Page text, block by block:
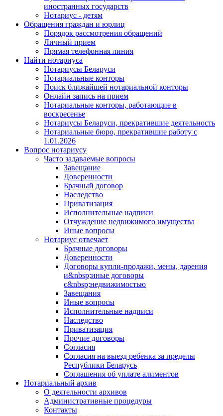
иностранных государств
Нотариус - детям
Обращения граждан и юрлиц
Порядок рассмотрения обращений
Личный прием
Прямая телефонная линия
Найти нотариуса
Нотариусы Беларуси
Нотариальные конторы
Поиск ближайшей нотариальной конторы
Онлайн запись на прием
Нотариальные конторы, работающие в
воскресенье
Нотариусы Беларуси, прекратившие деятельность
Нотариальные бюро, прекратившие работу с
1.01.2026
Вопрос нотариусу
Часто задаваемые вопросы
Завещание
Доверенности
Брачный договор
Наследство
Приватизация
Исполнительные надписи
Отчуждение недвижимого имущества
Иные вопросы
Нотариус отвечает
Брачные договоры
Доверенности
Договоры купли-продажи, мены, дарения
и&nbsp;иные договоры
с&nbsp;недвижимостью
Завещания
Иные вопросы
Исполнительные надписи
Наследство
Приватизация
Прочие договоры
Согласия
Согласия на выезд ребенка за пределы
Республики Беларусь
Соглашения об уплате алиментов
Нотариальный архив
О деятельности архивов
Административные процедуры
Контакты